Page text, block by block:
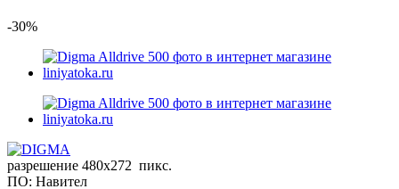
-30%
разрешение 480x272 пикс.
ПО: Навител